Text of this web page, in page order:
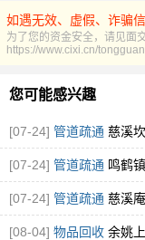
如遇无效、虚假、诈骗
为了您的资金安全，请见面
https://www.cixi.cn/
您可能感兴趣
[07-24] 管道疏通 慈溪
[07-24] 管道疏通 鸣鹤
[07-24] 管道疏通 慈溪
[08-04] 物品回收 余姚